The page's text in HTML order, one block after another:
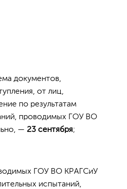
документов,
от лиц,
по результатам
проводимых ГОУ ВО
— 23 сентября;
ГОУ ВО КРАГСиУ
испытаний,